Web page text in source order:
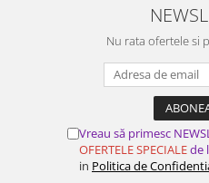
Nu rata ofertele si
Vreau să primesc
OFERTELE SPECIALEde
in Politica de